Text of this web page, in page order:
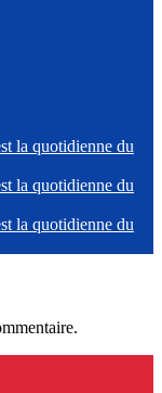
la quotidienne du
la quotidienne du
la quotidienne du